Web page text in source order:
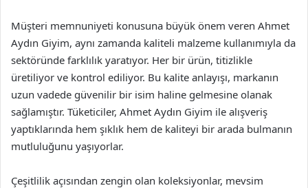
Müşteri memnuniyeti konusuna büyük önem veren Ahmet
Aydın Giyim, aynı zamanda kaliteli malzeme kullanımıyla da
sektöründe farklılık yaratıyor. Her bir ürün, titizlikle
üretiliyor ve kontrol ediliyor. Bu kalite anlayışı, markanın
uzun vadede güvenilir bir isim haline gelmesine olanak
sağlamıştır. Tüketiciler, Ahmet Aydın Giyim ile alışveriş
yaptıklarında hem şıklık hem de kaliteyi bir arada bulmanın
mutluluğunu yaşıyorlar.
Çeşitlilik açısından zengin olan koleksiyonlar, mevsim